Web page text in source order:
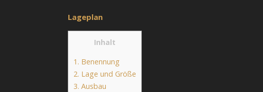
Lageplan
Inhalt
1. Benennung
2. Lage und Größe
3. Ausbau